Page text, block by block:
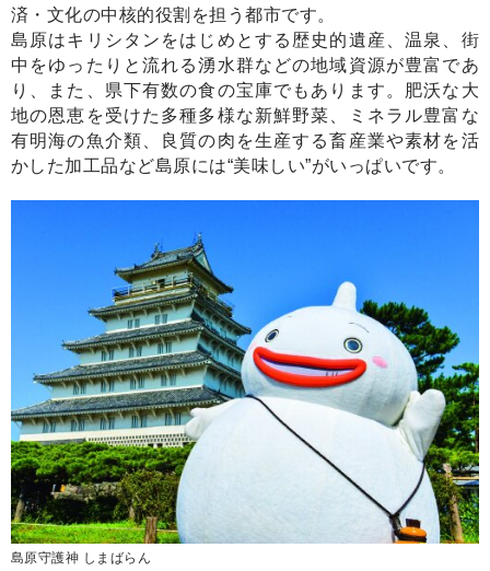
済・文化の中核的役割を担う都市です。
島原はキリシタンをはじめとする歴史的遺産、温泉、街
中をゆったりと流れる湧水群などの地域資源が豊富であ
り、また、県下有数の食の宝庫でもあります。肥沃な大
地の恩恵を受けた多種多様な新鮮野菜、ミネラル豊富な
有明海の魚介類、良質の肉を生産する畜産業や素材を活
かした加工品など島原には“美味しい”がいっぱいです。
島原守護神 しまばらん